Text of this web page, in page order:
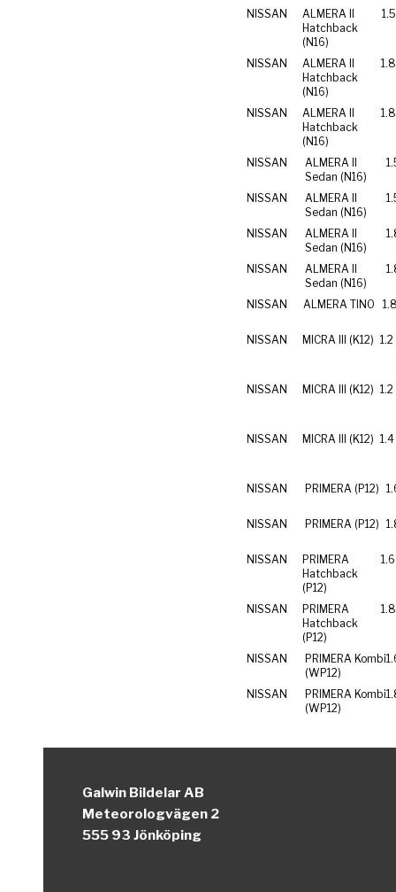
NISSAN
ALMERA II
Hatchback
(N16)
1.5
NISSAN
ALMERA II
Hatchback
(N16)
1.8
NISSAN
ALMERA II
Hatchback
(N16)
1.8
NISSAN
ALMERA II
Sedan (N16)
NISSAN
ALMERA II
Sedan (N16)
NISSAN
ALMERA II
Sedan (N16)
NISSAN
ALMERA II
Sedan (N16)
NISSAN ALMERA TINO
NISSAN MICRA III (K12)
NISSAN MICRA III (K12)
NISSAN MICRA III (K12)
NISSAN PRIMERA (P12)
NISSAN PRIMERA (P12)
NISSAN
PRIMERA
Hatchback
(P12)
1.6
NISSAN
PRIMERA
Hatchback
(P12)
1.8
NISSAN
PRIMERA Kombi
(WP12)
NISSAN
PRIMERA Kombi
(WP12)
Galwin Bildelar AB
Meteorologvägen 2
555 93 Jönköping